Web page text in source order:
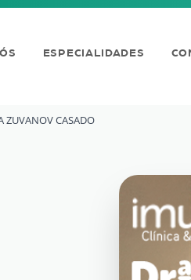
ESPECIALIDADES
ZUVANOV CASADO